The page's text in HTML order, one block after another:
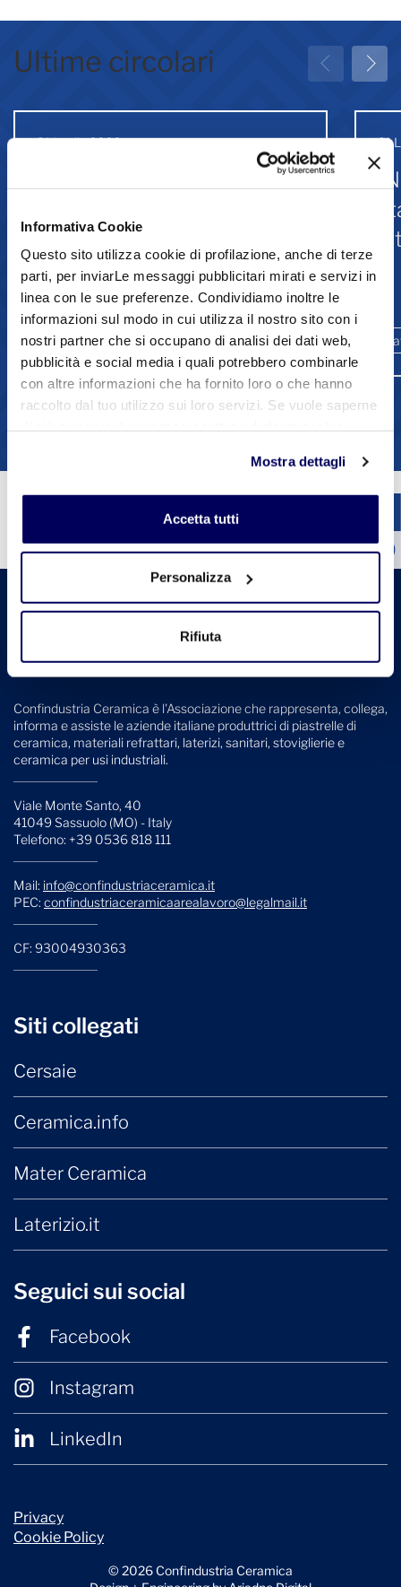
Informativa Cookie
Questo sito utilizza cookie di profilazione, anche di terze
parti, per inviarLe messaggi pubblicitari mirati e servizi in
linea con le sue preferenze. Condividiamo inoltre le
informazioni sul modo in cui utilizza il nostro sito con i
nostri partner che si occupano di analisi dei dati web,
pubblicità e social media i quali potrebbero combinarle
con altre informazioni che ha fornito loro o che hanno
raccolto dal tuo utilizzo sui loro servizi. Se vuole saperne
sul tasto "Accetta tutti". Se non vuole i cookie di
profilazione può negare il consenso sul tasto "Rifiuta".
Mostra dettagli
Accetta tutti
Personalizza
Rifiuta
Ultime circolari
31 Luglio 2026
Comunicazione
Ambiente e sostenibilità Promozione
31
1 2 3 4
Confindustria Ceramica è l'Associazione che rappresenta, collega,
informa e assiste le aziende italiane produttrici di piastrelle di
ceramica, materiali refrattari, laterizi, sanitari, stoviglierie e
ceramica per usi industriali.
Viale Monte Santo, 40
41049 Sassuolo (MO) - Italy
Telefono: +39 0536 818 111
Mail: info@confindustriaceramica.it
PEC: confindustriaceramicaarealavoro@legalmail.it
CF: 93004930363
Siti collegati
Cersaie
Ceramica.info
Mater Ceramica
Laterizio.it
Seguici sui social
Facebook
Instagram
LinkedIn
Privacy
Cookie Policy
© 2026 Confindustria Ceramica